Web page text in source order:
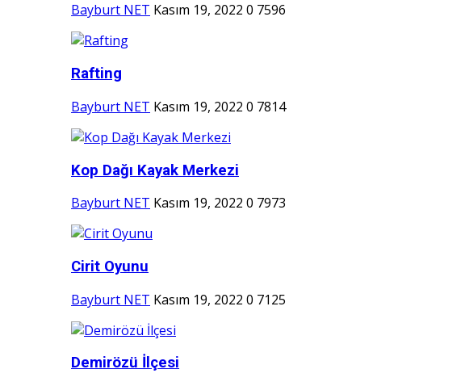
Bayburt NET Kasım 19, 2022 0 7596
Rafting
Bayburt NET Kasım 19, 2022 0 7814
Kop Dağı Kayak Merkezi
Bayburt NET Kasım 19, 2022 0 7973
Cirit Oyunu
Bayburt NET Kasım 19, 2022 0 7125
Demirözü İlçesi